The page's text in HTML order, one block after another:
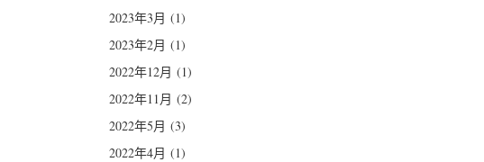
2023年3月 (1)
2023年2月 (1)
2022年12月 (1)
2022年11月 (2)
2022年5月 (3)
2022年4月 (1)